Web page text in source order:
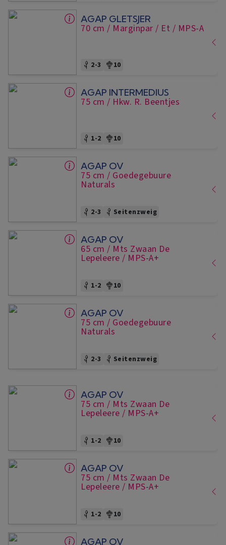
AGAP GLETSJER
70 cm / Marginpar / Et / MPS-A
2-3 10
AGAP INTERMEDIUS
75 cm / Hkw. R. Beentjes
1-2 10
AGAP OV
75 cm / Goedegebuure
Naturals
2-3 Seitenzweig
AGAP OV
65 cm / Mts Zwaan De
Lepeleere / MPS-A+
1-2 10
AGAP OV
75 cm / Goedegebuure
Naturals
2-3 Seitenzweig
AGAP OV
75 cm / Mts Zwaan De
Lepeleere / MPS-A+
1-2 10
AGAP OV
75 cm / Mts Zwaan De
Lepeleere / MPS-A+
1-2 10
AGAP OV